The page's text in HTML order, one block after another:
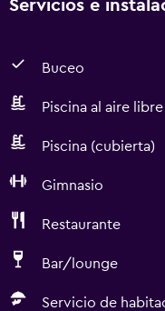
Servicios e
Buceo
Piscina al aire libre
Piscina (cubierta)
Gimnasio
Restaurante
Bar/lounge
Servicio de